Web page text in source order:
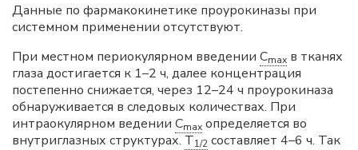
Данные по фармакокинетике проурокиназы при
системном применении отсутствуют.
При местном периокулярном введении Cmax в тканях
глаза достигается к 1–2 ч, далее концентрация
постепенно снижается, через 12–24 ч проурокиназа
обнаруживается в следовых количествах. При
интраокулярном ведении Cmax определяется во
внутриглазных структурах. T1/2 составляет 4–6 ч. Так